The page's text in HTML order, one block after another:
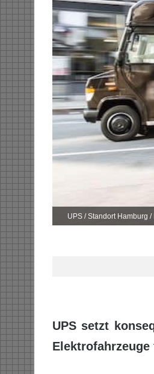
UPS / Standort Hamburg
UPS setzt